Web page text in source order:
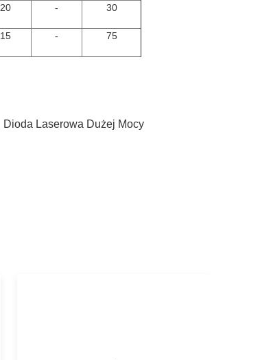
20 - 30
15 - 75
Dioda Laserowa Dużej Mocy